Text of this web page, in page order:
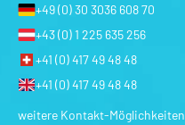
+49 (0) 30 3036 608 70
+43 (0) 1 225 635 256
+41 (0) 417 49 48 48
+41 (0) 417 49 48 48
weitere Kontakt-Möglichkeiten